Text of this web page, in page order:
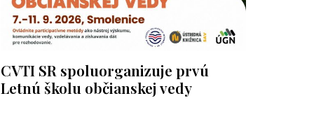
CVTI SR spoluorganizuje prvú
Letnú školu občianskej vedy